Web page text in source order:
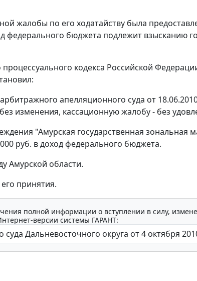
жалобы по его ходатайству была
федерального бюджета подлежит взысканию
кодекса Российской
апелляционного суда от
изменения, кассационную жалобу - без
"Амурская государственная зональная
руб. в доход федерального бюджета.
Амурской области.
принятия.
полной информации о вступлении в силу,
версии системы ГАРАНТ: